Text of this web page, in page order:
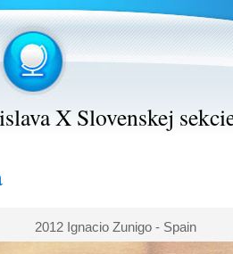
X Slovenskej
2012 Ignacio Zunigo - Spain